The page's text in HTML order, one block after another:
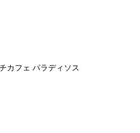
カフェ パラディソス